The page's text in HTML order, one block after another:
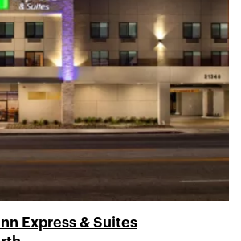
Express & Suites